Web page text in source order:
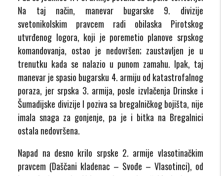
Na taj način, manevar bugarske 9. divizije
svetonikolskim pravcem radi obilaska Pirotskog
utvrđenog logora, koji je poremetio planove srpskog
komandovanja, ostao je nedovršen; zaustavljen je u
trenutku kada se nalazio u punom zamahu. Ipak, taj
manevar je spasio bugarsku 4. armiju od katastrofalnog
poraza, jer srpska 3. armija, posle izvlačenja Drinske i
Šumadijske divizije I poziva sa bregalničkog bojišta, nije
imala snaga za gonjenje, pa je i bitka na Bregalnici
ostala nedovršena.
Napad na desno krilo srpske 2. armije vlasotinačkim
pravcem (Daščani kladenac – Svođe – Vlasotinci), od